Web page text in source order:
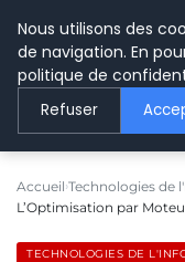
LE
Accueil Technologies de
L’Optimisation par
TECHNOLOGIES DE
Nous utilisons des
de navigation. En
politique de
Refuser